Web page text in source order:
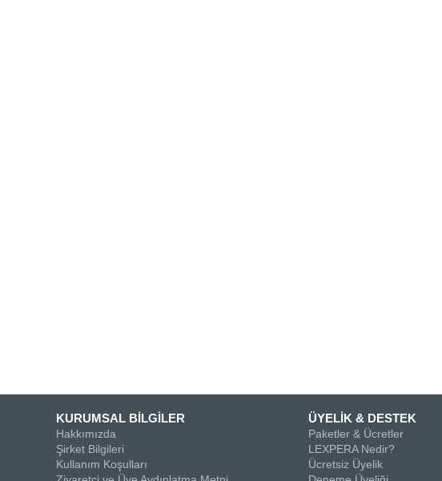
KURUMSAL BİLGİLER
Hakkımızda
Şirket Bilgileri
Kullanım Koşulları
ÜYELİK & DESTEK
Paketler & Ücretler
LEXPERA Nedir?
Ücretsiz Üyelik